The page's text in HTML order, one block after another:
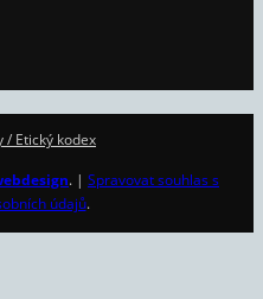
/ Etický kodex
. | Spravovat souhlas s
údajů.